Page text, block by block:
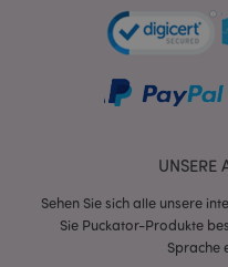
UNSERE
Sehen Sie sich alle unsere
Sie Puckator-Produkte
Sprache
mage-cache-sessid